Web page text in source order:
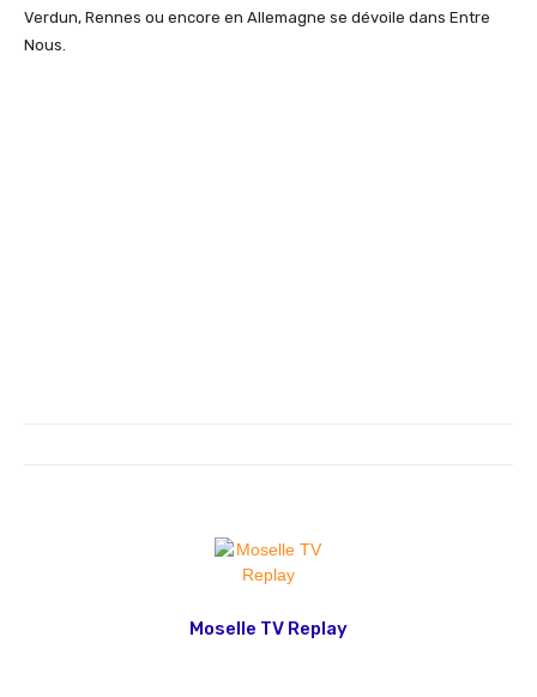
Verdun, Rennes ou encore en Allemagne se dévoile dans Entre
Nous.
Moselle TV Replay